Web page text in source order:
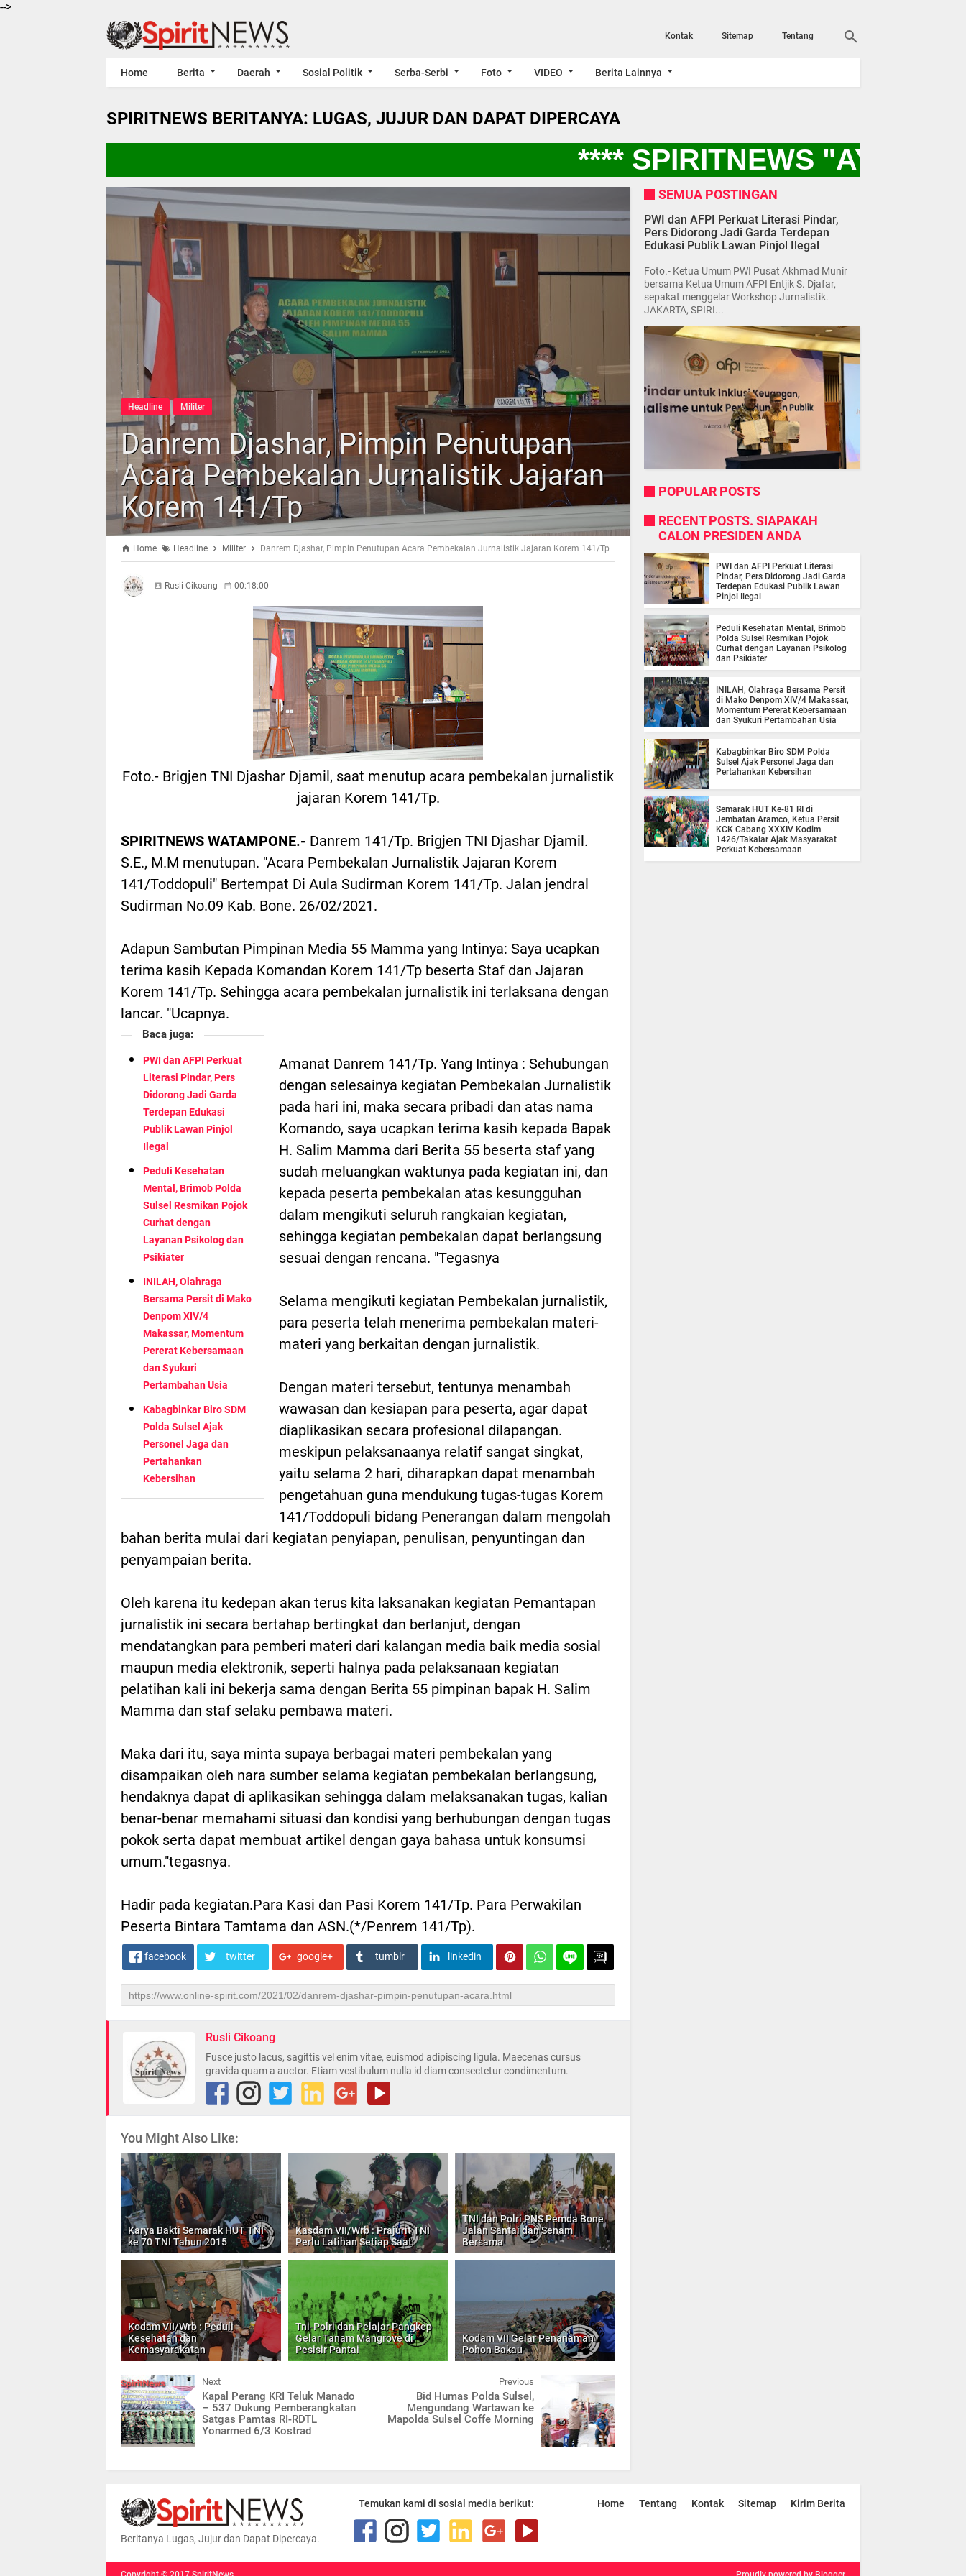
-->
Kontak Sitemap Tentang
Home Berita Daerah Sosial Politik Serba-Serbi Foto VIDEO Berita Lainnya
SPIRITNEWS BERITANYA: LUGAS, JUJUR DAN DAPAT DIPERCAYA
**** SPIRITNEWS "AYO KITA
Headline Militer
Danrem Djashar, Pimpin Penutupan
Acara Pembekalan Jurnalistik Jajaran
Korem 141/Tp
Home Headline Militer Danrem Djashar, Pimpin Penutupan Acara Pembekalan Jurnalistik Jajaran Korem 141/Tp
Rusli Cikoang 00:18:00
Foto.- Brigjen TNI Djashar Djamil, saat menutup acara pembekalan jurnalistik
jajaran Korem 141/Tp.
SPIRITNEWS WATAMPONE.- Danrem 141/Tp. Brigjen TNI Djashar Djamil.
S.E., M.M menutupan. "Acara Pembekalan Jurnalistik Jajaran Korem
141/Toddopuli" Bertempat Di Aula Sudirman Korem 141/Tp. Jalan jendral
Sudirman No.09 Kab. Bone. 26/02/2021.
Adapun Sambutan Pimpinan Media 55 Mamma yang Intinya: Saya ucapkan
terima kasih Kepada Komandan Korem 141/Tp beserta Staf dan Jajaran
Korem 141/Tp. Sehingga acara pembekalan jurnalistik ini terlaksana dengan
lancar. "Ucapnya.
Baca juga:
PWI dan AFPI Perkuat
Literasi Pindar, Pers
Didorong Jadi Garda
Terdepan Edukasi
Publik Lawan Pinjol
Ilegal
Peduli Kesehatan
Mental, Brimob Polda
Sulsel Resmikan Pojok
Curhat dengan
Layanan Psikolog dan
Psikiater
INILAH, Olahraga
Bersama Persit di Mako
Denpom XIV/4
Makassar, Momentum
Pererat Kebersamaan
dan Syukuri
Pertambahan Usia
Kabagbinkar Biro SDM
Polda Sulsel Ajak
Personel Jaga dan
Pertahankan
Kebersihan
Amanat Danrem 141/Tp. Yang Intinya : Sehubungan
dengan selesainya kegiatan Pembekalan Jurnalistik
pada hari ini, maka secara pribadi dan atas nama
Komando, saya ucapkan terima kasih kepada Bapak
H. Salim Mamma dari Berita 55 beserta staf yang
sudah meluangkan waktunya pada kegiatan ini, dan
kepada peserta pembekalan atas kesungguhan
dalam mengikuti seluruh rangkaian kegiatan,
sehingga kegiatan pembekalan dapat berlangsung
sesuai dengan rencana. "Tegasnya
Selama mengikuti kegiatan Pembekalan jurnalistik,
para peserta telah menerima pembekalan materi-
materi yang berkaitan dengan jurnalistik.
Dengan materi tersebut, tentunya menambah
wawasan dan kesiapan para peserta, agar dapat
diaplikasikan secara profesional dilapangan.
meskipun pelaksanaanya relatif sangat singkat,
yaitu selama 2 hari, diharapkan dapat menambah
pengetahuan guna mendukung tugas-tugas Korem
141/Toddopuli bidang Penerangan dalam mengolah
bahan berita mulai dari kegiatan penyiapan, penulisan, penyuntingan dan
penyampaian berita.
Oleh karena itu kedepan akan terus kita laksanakan kegiatan Pemantapan
jurnalistik ini secara bertahap bertingkat dan berlanjut, dengan
mendatangkan para pemberi materi dari kalangan media baik media sosial
maupun media elektronik, seperti halnya pada pelaksanaan kegiatan
pelatihan kali ini bekerja sama dengan Berita 55 pimpinan bapak H. Salim
Mamma dan staf selaku pembawa materi.
Maka dari itu, saya minta supaya berbagai materi pembekalan yang
disampaikan oleh nara sumber selama kegiatan pembekalan berlangsung,
hendaknya dapat di aplikasikan sehingga dalam melaksanakan tugas, kalian
benar-benar memahami situasi dan kondisi yang berhubungan dengan tugas
pokok serta dapat membuat artikel dengan gaya bahasa untuk konsumsi
umum."tegasnya.
Hadir pada kegiatan.Para Kasi dan Pasi Korem 141/Tp. Para Perwakilan
Peserta Bintara Tamtama dan ASN.(*/Penrem 141/Tp).
facebook twitter google+ tumblr linkedin
Rusli Cikoang
Fusce justo lacus, sagittis vel enim vitae, euismod adipiscing ligula. Maecenas cursus
gravida quam a auctor. Etiam vestibulum nulla id diam consectetur condimentum.
You Might Also Like:
Karya Bakti Semarak HUT TNI
ke 70 TNI Tahun 2015
Kasdam VII/Wrb : Prajurit TNI
Perlu Latihan Setiap Saat
TNI dan Polri,PNS Pemda Bone
Jalan Santai dan Senam
Bersama
Kodam VII/Wrb : Peduli
Kesehatan dan
Kemasyarakatan
Tni-Polri dan Pelajar Pangkep
Gelar Tanam Mangrove di
Pesisir Pantai
Kodam VII Gelar Penanaman
Pohon Bakau
Next
Kapal Perang KRI Teluk Manado
– 537 Dukung Pemberangkatan
Satgas Pamtas RI-RDTL
Yonarmed 6/3 Kostrad
Previous
Bid Humas Polda Sulsel,
Mengundang Wartawan ke
Mapolda Sulsel Coffe Morning
SEMUA POSTINGAN
PWI dan AFPI Perkuat Literasi Pindar,
Pers Didorong Jadi Garda Terdepan
Edukasi Publik Lawan Pinjol Ilegal
Foto.- Ketua Umum PWI Pusat Akhmad Munir
bersama Ketua Umum AFPI Entjik S. Djafar,
sepakat menggelar Workshop Jurnalistik.
JAKARTA, SPIRI...
POPULAR POSTS
RECENT POSTS. SIAPAKAH
CALON PRESIDEN ANDA
PWI dan AFPI Perkuat Literasi
Pindar, Pers Didorong Jadi Garda
Terdepan Edukasi Publik Lawan
Pinjol Ilegal
Peduli Kesehatan Mental, Brimob
Polda Sulsel Resmikan Pojok
Curhat dengan Layanan Psikolog
dan Psikiater
INILAH, Olahraga Bersama Persit
di Mako Denpom XIV/4 Makassar,
Momentum Pererat Kebersamaan
dan Syukuri Pertambahan Usia
Kabagbinkar Biro SDM Polda
Sulsel Ajak Personel Jaga dan
Pertahankan Kebersihan
Semarak HUT Ke-81 RI di
Jembatan Aramco, Ketua Persit
KCK Cabang XXXIV Kodim
1426/Takalar Ajak Masyarakat
Perkuat Kebersamaan
Beritanya Lugas, Jujur dan Dapat Dipercaya.
Temukan kami di sosial media berikut: Home Tentang Kontak Sitemap Kirim Berita